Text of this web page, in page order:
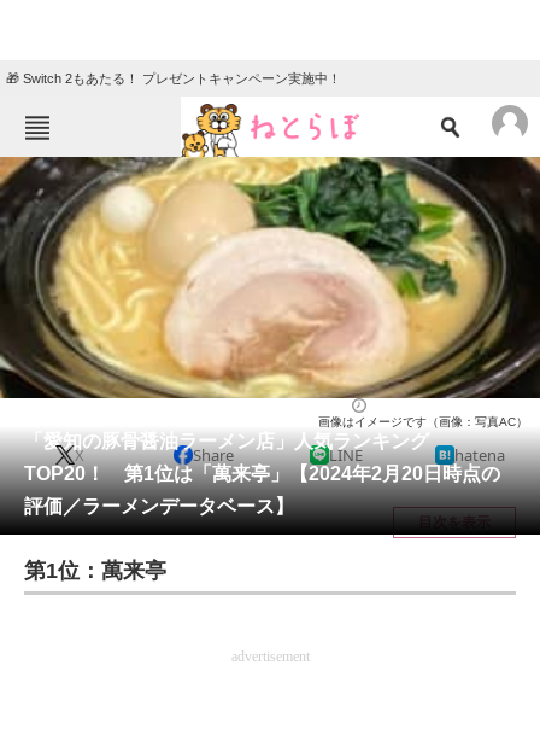
🎁 Switch 2もあたる！ プレゼントキャンペーン実施中！
ねとらぼメニュー
TOP ニュース
エンタメ
グルメ
住まい 教育・育児
動物 リサーチ
会員記事
メディア
注目記事を集めた総合ページ
ITの今と未来を見通す
「愛知の豚骨醤油ラーメン店」人気ランキング
TOP20！ 第1位は「萬来亭」【2024年2月20日時点の
評価／ラーメンデータベース】
画像はイメージです（画像：写真AC）
X Share LINE hatena
目次を表示
第1位：萬来亭
advertisement